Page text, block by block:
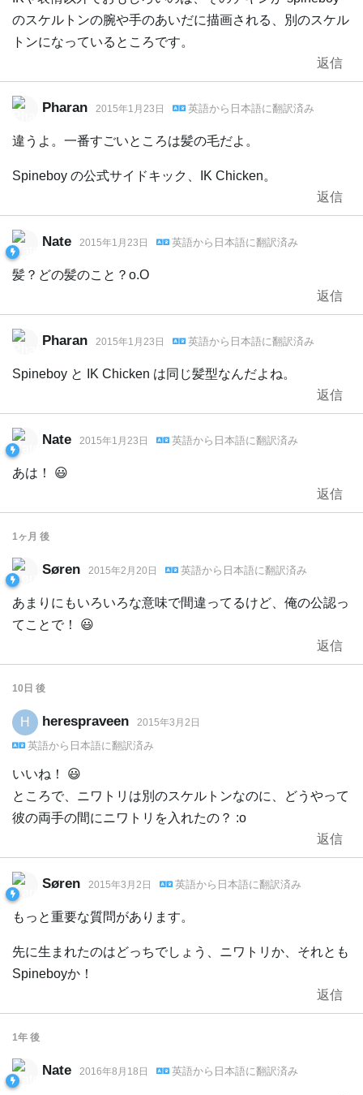
のスケルトンの腕や手のあいだに描画される、別のスケル
トンになっているところです。
返信
Pharan 2015年1月23日 英語から 日本語に翻訳済み
違うよ。一番すごいところは髪の毛だよ。
Spineboy の公式サイドキック、IK Chicken。
返信
Nate 2015年1月23日 英語から 日本語に翻訳済み
髪？どの髪のこと？o.O
返信
Pharan 2015年1月23日 英語から 日本語に翻訳済み
Spineboy と IK Chicken は同じ髪型なんだよね。
返信
Nate 2015年1月23日 英語から 日本語に翻訳済み
あは！ 😃
返信
1ヶ月 後
Søren 2015年2月20日 英語から 日本語に翻訳済み
あまりにもいろいろな意味で間違ってるけど、俺の公認っ
てことで！ 😃
返信
10日 後
H herespraveen 2015年3月2日
英語から 日本語に翻訳済み
いいね！ 😃
ところで、ニワトリは別のスケルトンなのに、どうやって
彼の両手の間にニワトリを入れたの？ :o
返信
Søren 2015年3月2日 英語から 日本語に翻訳済み
もっと重要な質問があります。
先に生まれたのはどっちでしょう、ニワトリか、それとも
Spineboyか！
返信
1年 後
Nate 2016年8月18日 英語から 日本語に翻訳済み